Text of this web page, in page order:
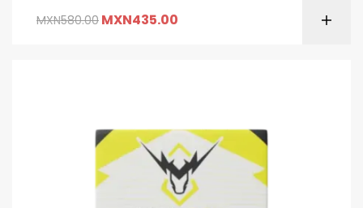
MXN580.00 MXN435.00